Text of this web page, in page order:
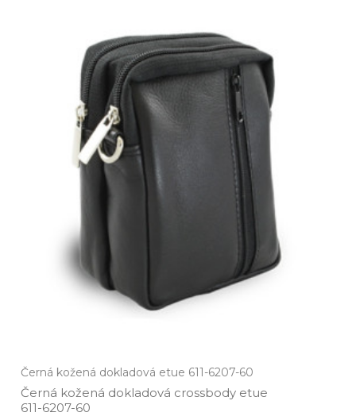
Černá kožená dokladová etue 611-6207-60
Černá kožená dokladová crossbody etue
611­-6207­-60